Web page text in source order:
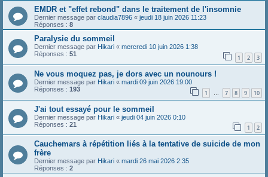
EMDR et "effet rebond" dans le traitement de l'insomnie
Dernier message par claudia7896 « jeudi 18 juin 2026 11:23
Réponses : 8
Paralysie du sommeil
Dernier message par Hikari « mercredi 10 juin 2026 1:38
Réponses : 51 1 2 3
Ne vous moquez pas, je dors avec un nounours !
Dernier message par Hikari « mardi 09 juin 2026 19:00
Réponses : 193 1 … 7 8 9 10
J'ai tout essayé pour le sommeil
Dernier message par Hikari « jeudi 04 juin 2026 0:10
Réponses : 21 1 2
Cauchemars à répétition liés à la tentative de suicide de mon
frère
Dernier message par Hikari « mardi 26 mai 2026 2:35
Réponses : 2